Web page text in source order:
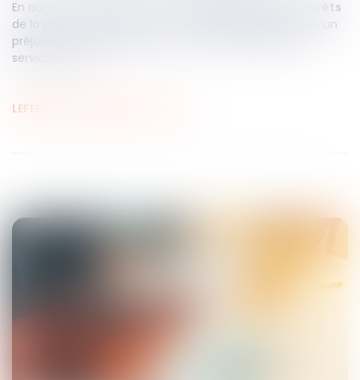
En outre, le voyageur a droit à
des dommages et intérêts
de la part de l'organisateur ou du détaillant, dès lors qu’un
préjudice est né en raison de la non-conformité des
services fournis.
LEFEBVRE - THEVENOT Avocats